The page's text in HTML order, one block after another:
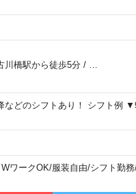
川橋駅から徒歩5分/
などのシフトあり！ シフト例
ワークOK/服装自由/シフト勤務